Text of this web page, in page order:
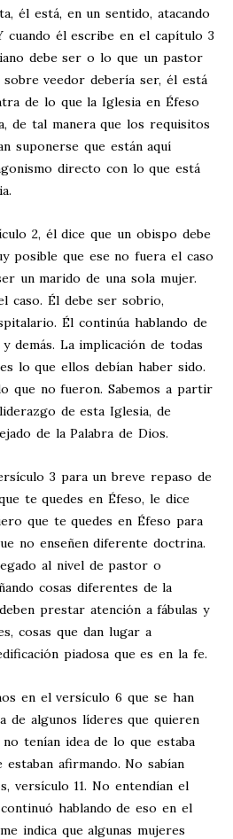
él está, en un sentido, atacando
cuando él escribe en el capítulo 3
debe ser o lo que un pastor
veedor debería ser, él está
de lo que la Iglesia en Éfeso
de tal manera que los requisitos
suponerse que están aquí
directo con lo que está
2, él dice que un obispo debe
posible que ese no fuera el caso
un marido de una sola mujer.
caso. Él debe ser sobrio,
Él continúa hablando de
demás. La implicación de todas
lo que ellos debían haber sido.
que no fueron. Sabemos a partir
de esta Iglesia, de
de la Palabra de Dios.
3 para un breve repaso de
te quedes en Éfeso, le dice
que te quedes en Éfeso para
no enseñen diferente doctrina.
al nivel de pastor o
cosas diferentes de la
prestar atención a fábulas y
cosas que dan lugar a
piadosa que es en la fe.
en el versículo 6 que se han
de algunos líderes que quieren
tenían idea de lo que estaba
afirmando. No sabían
versículo 11. No entendían el
hablando de eso en el
indica que algunas mujeres